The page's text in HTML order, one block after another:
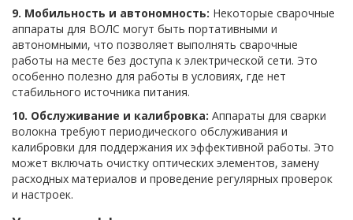
9. Мобильность и автономность: Некоторые сварочные
аппараты для ВОЛС могут быть портативными и
автономными, что позволяет выполнять сварочные
работы на месте без доступа к электрической сети. Это
особенно полезно для работы в условиях, где нет
стабильного источника питания.
10. Обслуживание и калибровка: Аппараты для сварки
волокна требуют периодического обслуживания и
калибровки для поддержания их эффективной работы. Это
может включать очистку оптических элементов, замену
расходных материалов и проведение регулярных проверок
и настроек.